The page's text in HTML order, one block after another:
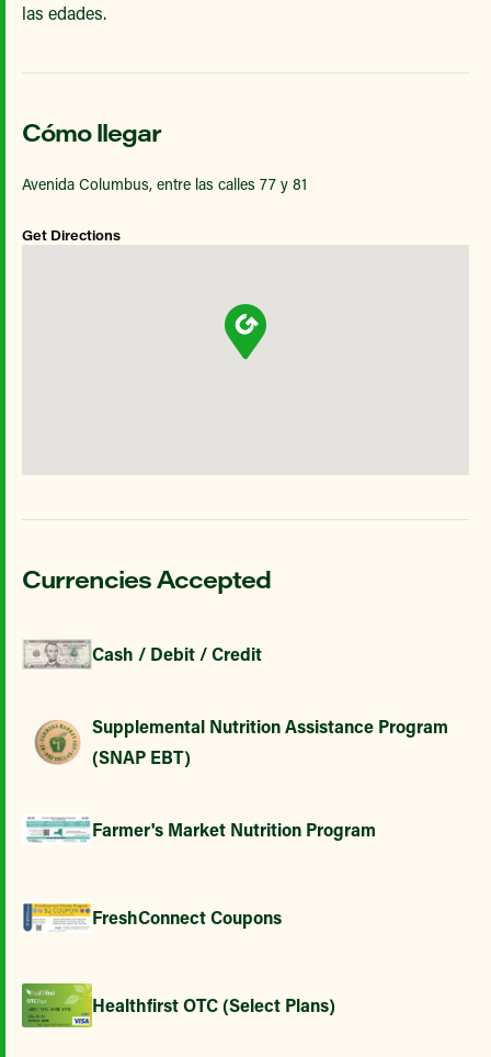
las edades.
Cómo llegar
Avenida Columbus, entre las calles 77 y 81
Get Directions
Currencies Accepted
Cash / Debit / Credit
Supplemental Nutrition Assistance Program
(SNAP EBT)
Farmer's Market Nutrition Program
FreshConnect Coupons
Healthfirst OTC (Select Plans)